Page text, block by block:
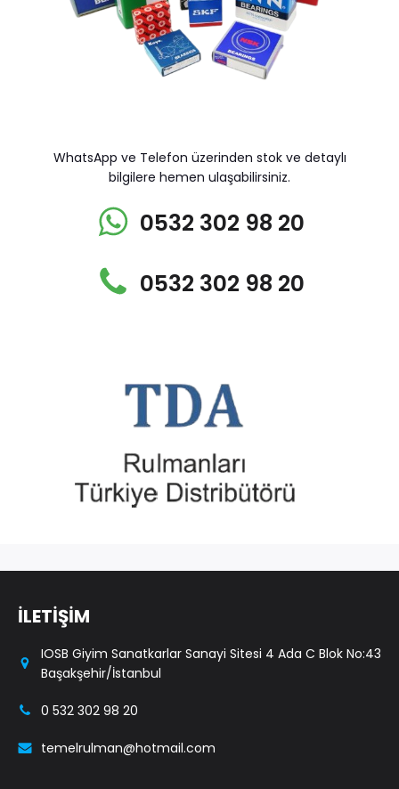
WhatsApp ve Telefon üzerinden stok ve detaylı
bilgilere hemen ulaşabilirsiniz.
0532 302 98 20
0532 302 98 20
İLETİŞİM
IOSB Giyim Sanatkarlar Sanayi Sitesi 4 Ada C Blok No:43
Başakşehir/İstanbul
0 532 302 98 20
temelrulman@hotmail.com